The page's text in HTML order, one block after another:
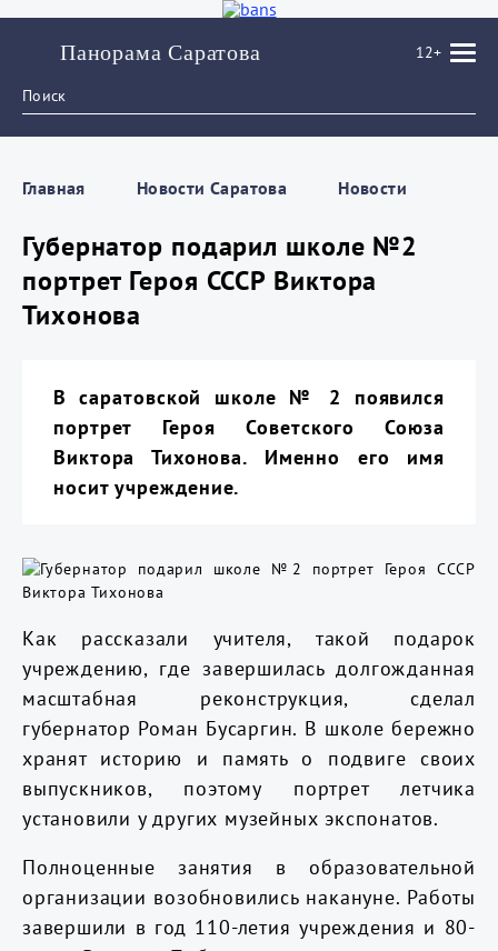
Панорама Саратова 12+
Главная Новости Саратова Новости
Губернатор подарил школе №2
портрет Героя СССР Виктора
Тихонова
В саратовской школе № 2 появился
портрет Героя Советского Союза
Виктора Тихонова. Именно его имя
носит учреждение.
Как рассказали учителя, такой подарок
учреждению, где завершилась долгожданная
масштабная реконструкция, сделал
губернатор Роман Бусаргин. В школе бережно
хранят историю и память о подвиге своих
выпускников, поэтому портрет летчика
установили у других музейных экспонатов.
Полноценные занятия в образовательной
организации возобновились накануне. Работы
завершили в год 110-летия учреждения и 80-